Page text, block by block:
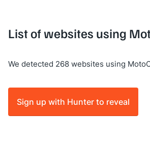
List of websites using
We detected 268 websites using
Sign up with Hunter to reveal